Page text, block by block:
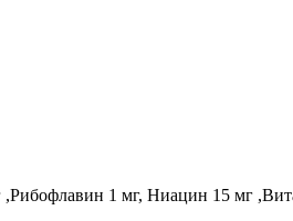
1 мг, Ниацин 15 мг